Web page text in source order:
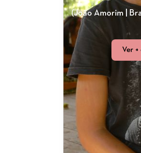
(João Amorim |
Ver +